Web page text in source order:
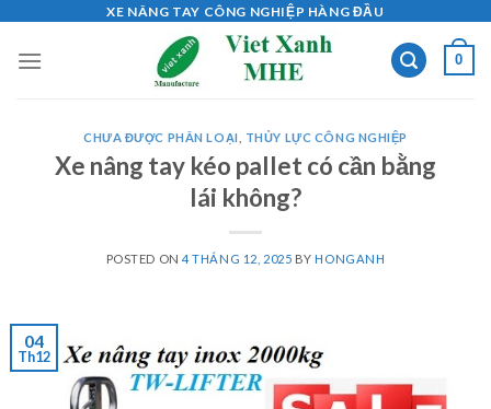
content
XE NÂNG TAY CÔNG NGHIỆP HÀNG ĐẦU
0
CHƯA ĐƯỢC PHÂN LOẠI THỦY LỰC CÔNG NGHIỆP
Xe nâng tay kéo pallet có cần bằng
lái không?
POSTED ON4 THÁNG 12, 2025 BYHONGANH
04
Th12